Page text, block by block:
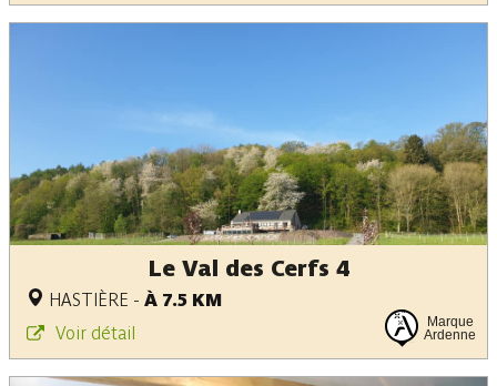
Le Val des Cerfs 4
HASTIÈRE - À 7.5 KM
Voir détail
Marque
Ardenne